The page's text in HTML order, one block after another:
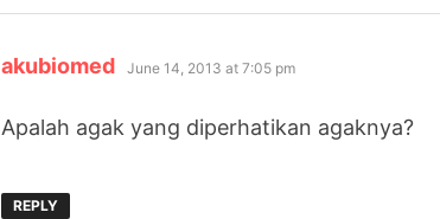
akubiomed says:
June 14, 2013 at 7:05 pm
Apalah agak yang diperhatikan agaknya?
REPLY